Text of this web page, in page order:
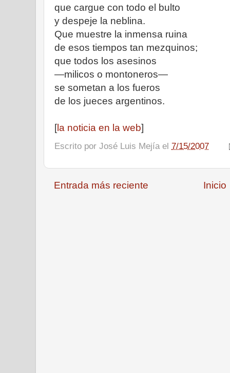
que cargue con todo el bulto
y despeje la neblina.
Que muestre la inmensa ruina
de esos tiempos tan mezquinos;
que todos los asesinos
—milicos o montoneros—
se sometan a los fueros
de los jueces argentinos.
[la noticia en la web]
Escrito por José Luis Mejía el 7/15/2007
Entrada más reciente Inicio